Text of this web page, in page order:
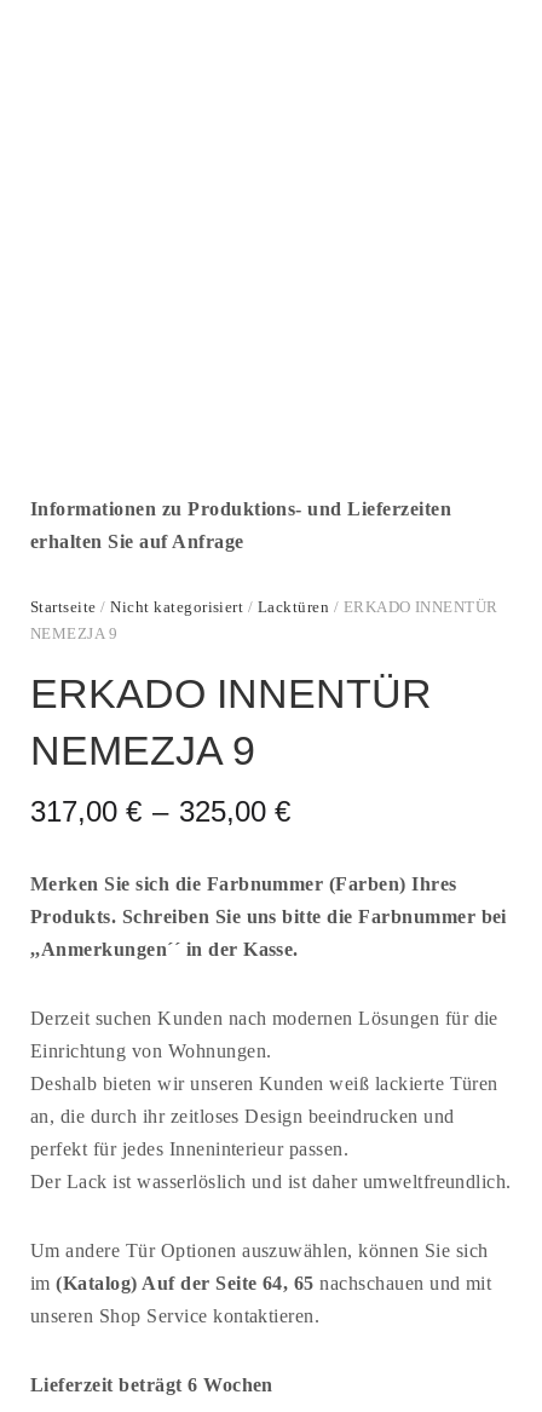
Informationen zu Produktions- und Lieferzeiten
erhalten Sie auf Anfrage
Startseite /Nicht kategorisiert / Lacktüren / ERKADO INNENTÜR
NEMEZJA 9
ERKADO INNENTÜR
NEMEZJA 9
317,00 € – 325,00 €
Merken Sie sich die Farbnummer (Farben) Ihres
Produkts. Schreiben Sie uns bitte die Farbnummer bei
,,Anmerkungen´´ in der Kasse.
Derzeit suchen Kunden nach modernen Lösungen für die
Einrichtung von Wohnungen.
Deshalb bieten wir unseren Kunden weiß lackierte Türen
an, die durch ihr zeitloses Design beeindrucken und
perfekt für jedes Inneninterieur passen.
Der Lack ist wasserlöslich und ist daher umweltfreundlich.
Um andere Tür Optionen auszuwählen, können Sie sich
im (Katalog) Auf der Seite 64, 65 nachschauen und mit
unseren Shop Service kontaktieren.
Lieferzeit beträgt 6 Wochen